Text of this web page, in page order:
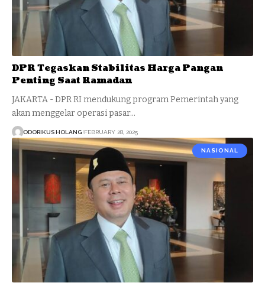
DPR Tegaskan Stabilitas Harga Pangan
Penting Saat Ramadan
JAKARTA - DPR RI mendukung program Pemerintah yang
akan menggelar operasi pasar…
ODORIKUS HOLANG FEBRUARY 28, 2025
NASIONAL